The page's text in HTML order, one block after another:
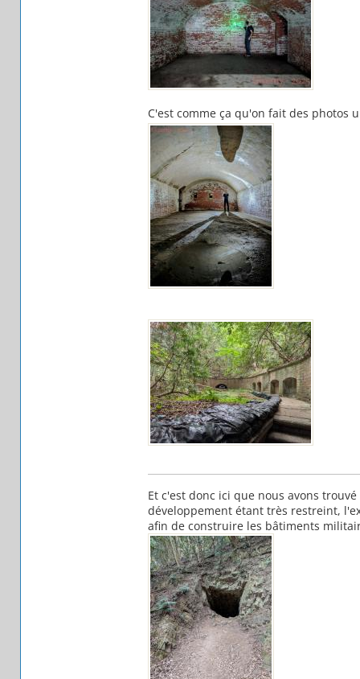
C'est comme ça qu'on fait des photos
Et c'est donc ici que nous avons
développement étant très restreint,
afin de construire les bâtiments